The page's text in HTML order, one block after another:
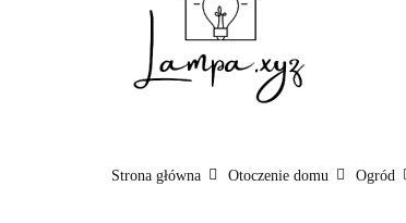
Strona główna Otoczenie domu Ogród